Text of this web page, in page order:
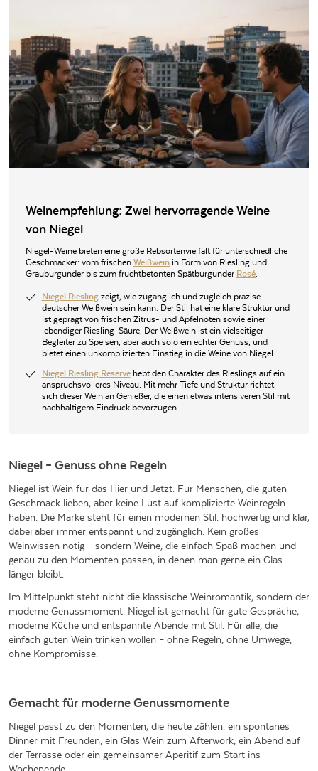
Weinempfehlung: Zwei hervorragende Weine
von Niegel
Niegel-Weine bieten eine große Rebsortenvielfalt für unterschiedliche
Geschmäcker: vom frischen Weißwein in Form von Riesling und
Grauburgunder bis zum fruchtbetonten Spätburgunder Rosé
Niegel Rieslingzeigt, wie zugänglich und zugleich präzise
deutscher Weißwein sein kann. Der Stil hat eine klare Struktur und
ist geprägt von frischen Zitrus- und Apfelnoten sowie einer
lebendiger Riesling-Säure. Der Weißwein ist ein vielseitiger
Begleiter zu Speisen, aber auch solo ein echter Genuss, und
bietet einen unkomplizierten Einstieg in die Weine von Niegel.
Niegel Riesling Reservehebt den Charakter des Rieslings auf ein
anspruchsvolleres Niveau. Mit mehr Tiefe und Struktur richtet
sich dieser Wein an Genießer, die einen etwas intensiveren Stil mit
nachhaltigem Eindruck bevorzugen.
Niegel – Genuss ohne Regeln
Niegel ist Wein für das Hier und Jetzt. Für Menschen, die guten
Geschmack lieben, aber keine Lust auf komplizierte Weinregeln
haben. Die Marke steht für einen modernen Stil: hochwertig und klar,
dabei aber immer entspannt und zugänglich. Kein großes
Weinwissen nötig – sondern Weine, die einfach Spaß machen und
genau zu den Momenten passen, in denen man gerne ein Glas
länger bleibt.
Im Mittelpunkt steht nicht die klassische Weinromantik, sondern der
moderne Genussmoment. Niegel ist gemacht für gute Gespräche,
moderne Küche und entspannte Abende mit Stil. Für alle, die
einfach guten Wein trinken wollen – ohne Regeln, ohne Umwege,
ohne Kompromisse.
Gemacht für moderne Genussmomente
Niegel passt zu den Momenten, die heute zählen: ein spontanes
Dinner mit Freunden, ein Glas Wein zum Afterwork, ein Abend auf
der Terrasse oder ein gemeinsamer Aperitif zum Start ins
Wochenende.